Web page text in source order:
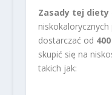
Zasady tej diety
dostarczać od
skupić się na
takich jak: